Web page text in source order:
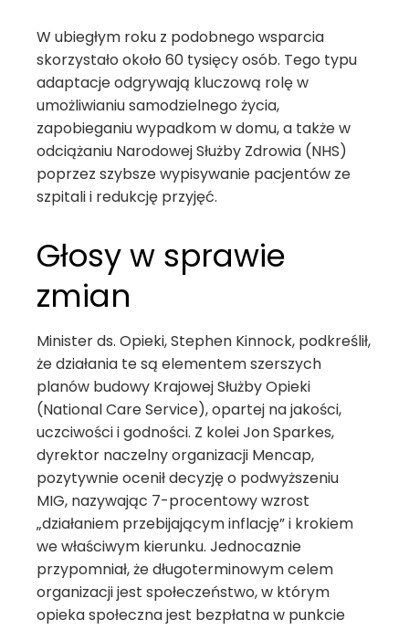
W ubiegłym roku z podobnego wsparcia
skorzystało około 60 tysięcy osób. Tego typu
adaptacje odgrywają kluczową rolę w
umożliwianiu samodzielnego życia,
zapobieganiu wypadkom w domu, a także w
odciążaniu Narodowej Służby Zdrowia (NHS)
poprzez szybsze wypisywanie pacjentów ze
szpitali i redukcję przyjęć.
Głosy w sprawie
zmian
Minister ds. Opieki, Stephen Kinnock, podkreślił,
że działania te są elementem szerszych
planów budowy Krajowej Służby Opieki
(National Care Service), opartej na jakości,
uczciwości i godności. Z kolei Jon Sparkes,
dyrektor naczelny organizacji Mencap,
pozytywnie ocenił decyzję o podwyższeniu
MIG, nazywając 7-procentowy wzrost
„działaniem przebijającym inflację” i krokiem
we właściwym kierunku. Jednocaznie
przypomniał, że długoterminowym celem
organizacji jest społeczeństwo, w którym
opieka społeczna jest bezpłatna w punkcie